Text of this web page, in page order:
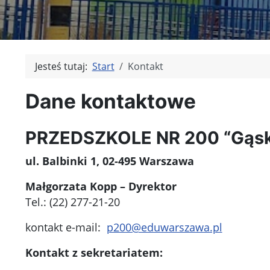
Jesteś tutaj: Start Kontakt
Dane kontaktowe
PRZEDSZKOLE NR 200
ul. Balbinki 1, 02-495 Warszawa
Małgorzata Kopp – Dyrektor
Tel.: (22) 277-21-20
kontakt e-mail: p200@eduwarszawa.pl
Kontakt z sekretariatem: